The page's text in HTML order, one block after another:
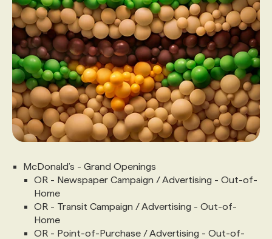
McDonald’s - Grand Openings
OR - Newspaper Campaign / Advertising - Out-of-
Home
OR - Transit Campaign / Advertising - Out-of-
Home
OR - Point-of-Purchase / Advertising - Out-of-